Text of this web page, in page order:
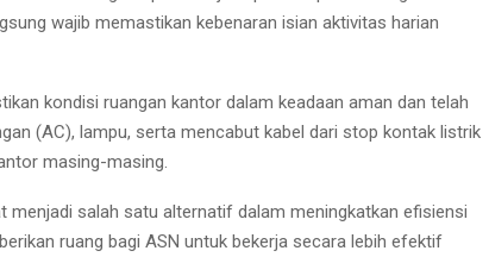
wajib memastikan kebenaran isian aktivitas harian
kondisi ruangan kantor dalam keadaan aman dan telah
(AC), lampu, serta mencabut kabel dari stop kontak listrik
masing-masing.
menjadi salah satu alternatif dalam meningkatkan efisiensi
ruang bagi ASN untuk bekerja secara lebih efektif